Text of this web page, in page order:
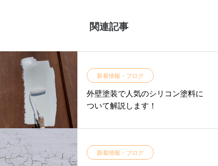
関連記事
新着情報・ブログ
外壁塗装で人気のシリコン塗料に
ついて解説します！
新着情報・ブログ